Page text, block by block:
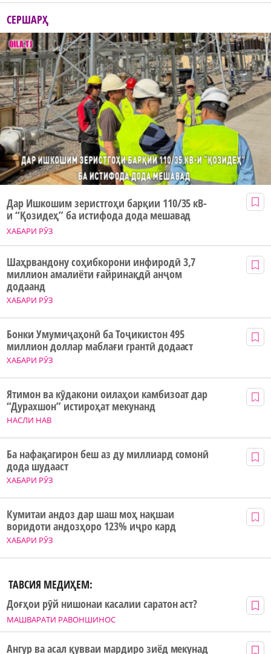
СЕРШАРҲ
ХАБАРИ РӮЗ
Дар Ишкошим зеристгоҳи барқии 110/35 кВ-
и “Қозидеҳ” ба истифода дода мешавад
ХАБАРИ РӮЗ
Шаҳрвандону соҳибкорони инфиродӣ 3,7
миллион амалиёти ғайринақдӣ анҷом
додаанд
ХАБАРИ РӮЗ
Бонки Умумиҷаҳонӣ ба Тоҷикистон 495
миллион доллар маблағи грантӣ додааст
НАСЛИ НАВ
Ятимон ва кӯдакони оилаҳои камбизоат дар
“Дурахшон” истироҳат мекунанд
ХАБАРИ РӮЗ
Ба нафақагирон беш аз ду миллиард сомонӣ
дода шудааст
ХАБАРИ РӮЗ
Кумитаи андоз дар шаш моҳ нақшаи
воридоти андозҳоро 123% иҷро кард
ТАВСИЯ МЕДИҲЕМ:
МАШВАРАТИ РАВОНШИНОС
Доғҳои рӯй нишонаи касалии саратон аст?
Ангур ва асал қувваи мардиро зиёд мекунад